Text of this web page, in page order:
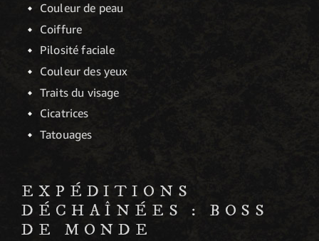
Couleur de peau
Coiffure
Pilosité faciale
Couleur des yeux
Traits du visage
Cicatrices
Tatouages
EXPÉDITIONS
DÉCHAÎNÉES : BOSS
DE MONDE